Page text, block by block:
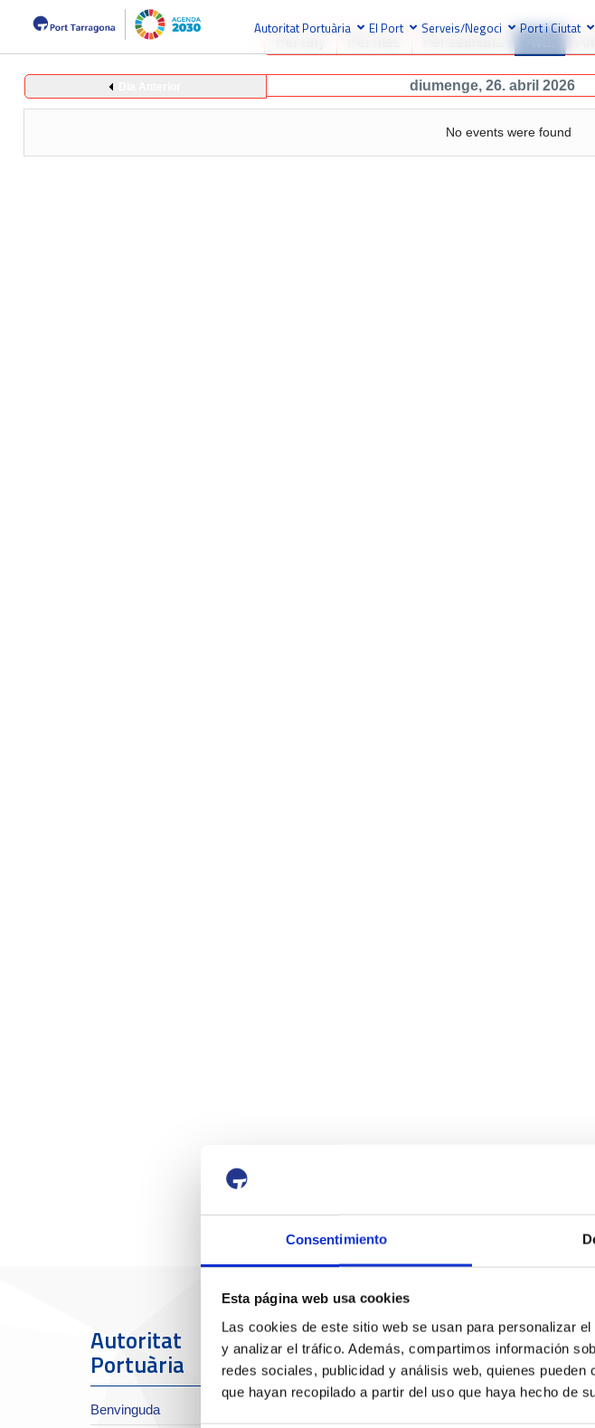
Consentimiento
Esta página web usa cookies
Las cookies de este sitio web se usan para personalizar
y analizar el tráfico. Además, compartimos información
redes sociales, publicidad y análisis web, quienes
que hayan recopilado a partir del uso que haya hecho de
Autoritat Portuària El Port Serveis/Negoci Port i Ciutat
diumenge, 26. abril 2026
No events were found
Autoritat
Portuària
Benvinguda
El Port
Sobre el Port
Serveis
Operacions i serveis
portuaris